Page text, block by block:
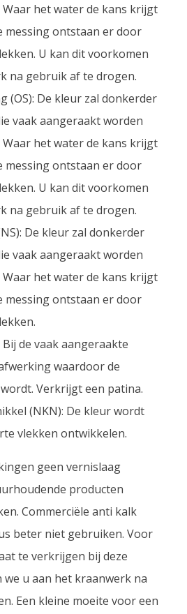
het water de kans krijgt
messing ontstaan er door
U kan dit voorkomen
na gebruik af te drogen.
(OS): De kleur zal donkerder
vaak aangeraakt worden
het water de kans krijgt
messing ontstaan er door
U kan dit voorkomen
na gebruik af te drogen.
De kleur zal donkerder
vaak aangeraakt worden
het water de kans krijgt
messing ontstaan er door
de vaak aangeraakte
waardoor de
Verkrijgt een patina.
(NKN): De kleur wordt
vlekken ontwikkelen.
geen vernislaag
producten
Commerciële anti kalk
beter niet gebruiken. Voor
te verkrijgen bij deze
u aan het kraanwerk na
Een kleine moeite voor een